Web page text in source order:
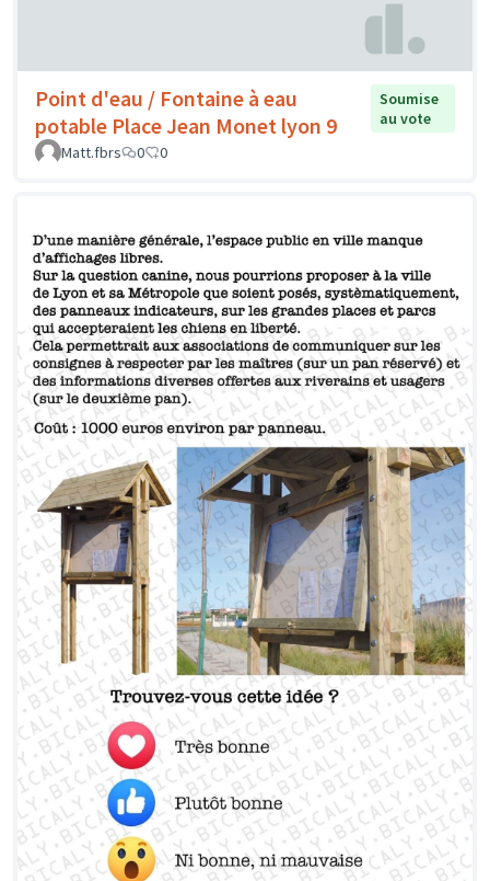
Point d'eau / Fontaine à eau
potable Place Jean Monet lyon 9
Soumise
au vote
Matt.fbrs
0 0